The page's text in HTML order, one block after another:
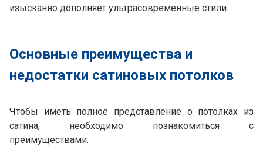
изысканно дополняет ультрасовременные стили.
Основные преимущества и
недостатки сатиновых потолков
Чтобы иметь полное представление о потолках из
сатина, необходимо познакомиться с
преимуществами: